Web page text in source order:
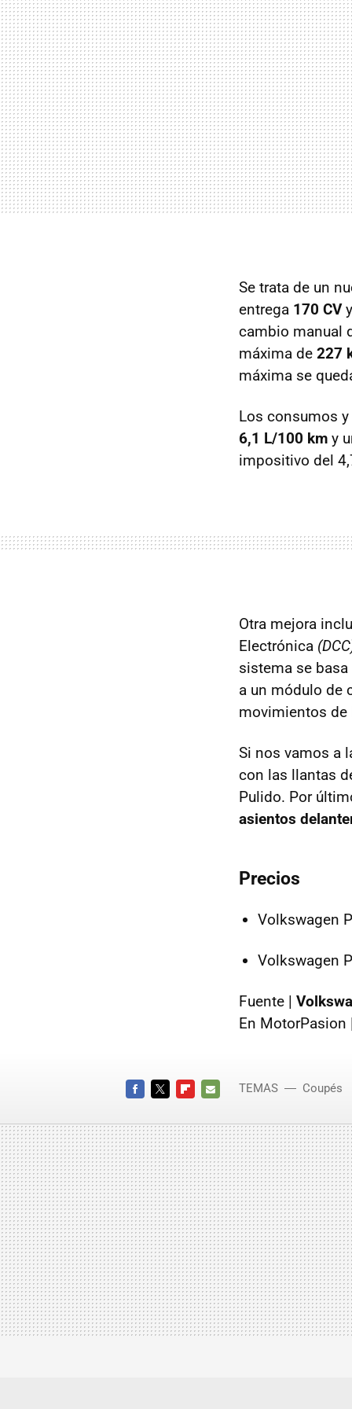
Se trata de un
entrega 170 CVy
cambio manual
máxima de 227
máxima se
Los consumos
6,1 L/100 km y
impositivo del
Otra mejora
Electrónica
sistema se
a un módulo de
movimientos de
Si nos vamos a
con las llantas
Pulido. Por
asientos
Precios
Volkswagen
Volkswagen
Fuente |
En MotorPasion |
MAIL
TEMAS Coupés